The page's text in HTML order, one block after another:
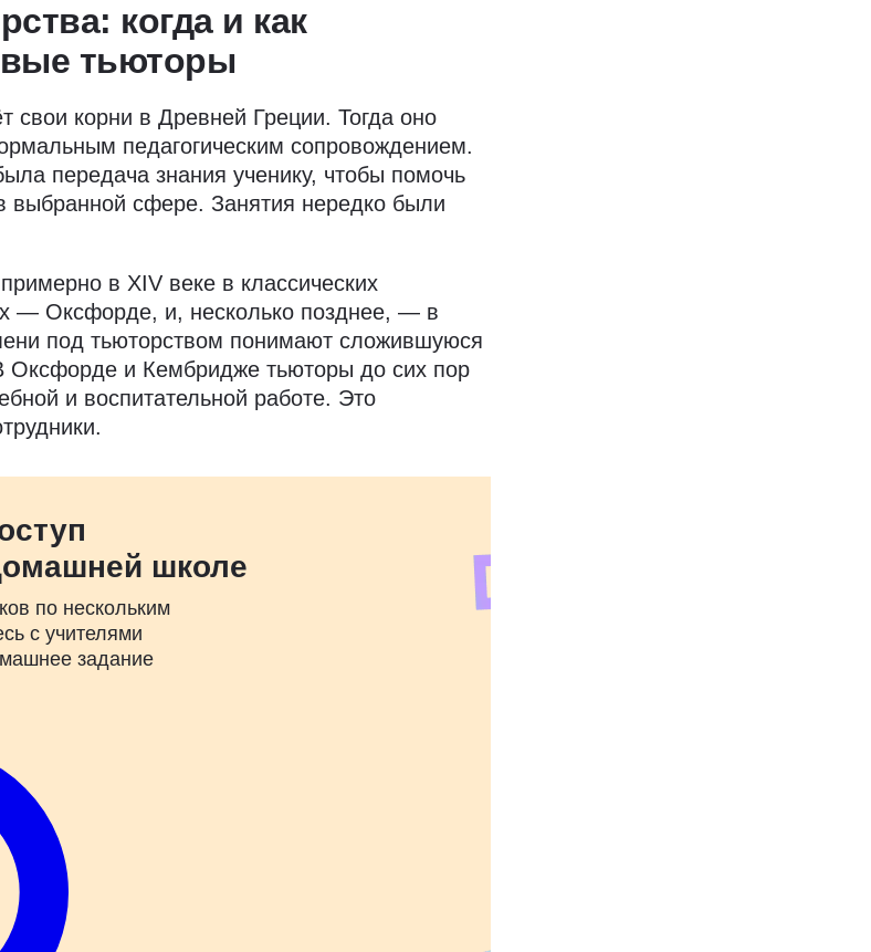
когда и как
тьюторы
свои корни в Древней Греции. Тогда оно
педагогическим сопровождением.
передача знания ученику, чтобы помочь
выбранной сфере. Занятия нередко были
в XIV веке в классических
— Оксфорде, и, несколько позднее, — в
под тьюторством понимают сложившуюся
Оксфорде и Кембридже тьюторы до сих пор
и воспитательной работе. Это
школе
по нескольким
с учителями
задание